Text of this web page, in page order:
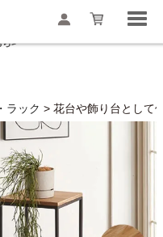
延のお知らせ
ら>
ラック 花台や飾り台として